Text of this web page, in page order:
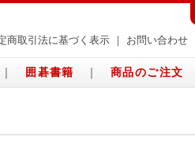
商取引法に基づく表示 お問い合わせ
囲碁書籍 ｜商品のご注文